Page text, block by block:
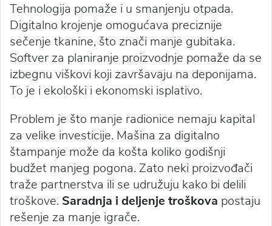
Tehnologija pomaže i u smanjenju otpada.
Digitalno krojenje omogućava preciznije
sečenje tkanine, što znači manje gubitaka.
Softver za planiranje proizvodnje pomaže da se
izbegnu viškovi koji završavaju na deponijama.
To je i ekološki i ekonomski isplativo.
Problem je što manje radionice nemaju kapital
za velike investicije. Mašina za digitalno
štampanje može da košta koliko godišnji
budžet manjeg pogona. Zato neki proizvođači
traže partnerstva ili se udružuju kako bi delili
troškove. Saradnja i deljenje troškova postaju
rešenje za manje igrače.